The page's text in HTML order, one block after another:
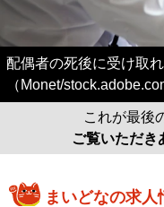
配偶者の死後に受け取
（Monet/
これが最後
ご覧いただき
まいどなの求人